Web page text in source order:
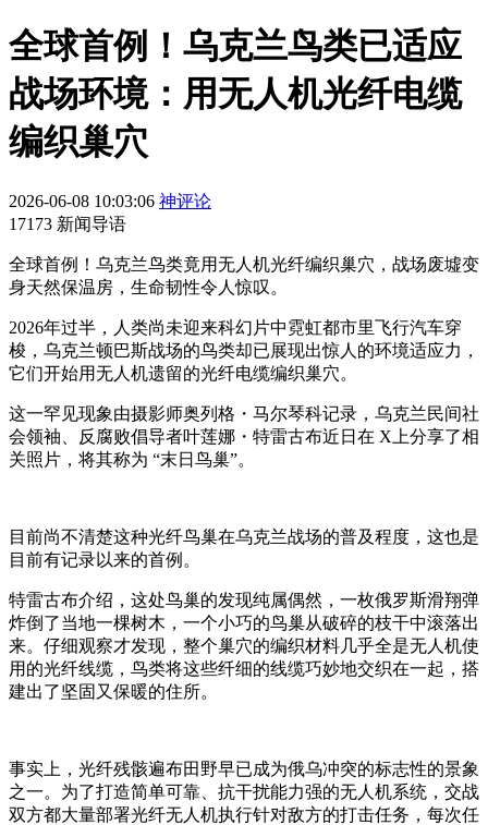
全球首例！乌克兰鸟类已适应
战场环境：用无人机光纤电缆
编织巢穴
2026-06-08 10:03:06 神评论
17173 新闻导语
全球首例！乌克兰鸟类竟用无人机光纤编织巢穴，战场废墟变
身天然保温房，生命韧性令人惊叹。
2026年过半，人类尚未迎来科幻片中霓虹都市里飞行汽车穿
梭，乌克兰顿巴斯战场的鸟类却已展现出惊人的环境适应力，
它们开始用无人机遗留的光纤电缆编织巢穴。
这一罕见现象由摄影师奥列格・马尔琴科记录，乌克兰民间社
会领袖、反腐败倡导者叶莲娜・特雷古布近日在 X上分享了相
关照片，将其称为 “末日鸟巢”。
目前尚不清楚这种光纤鸟巢在乌克兰战场的普及程度，这也是
目前有记录以来的首例。
特雷古布介绍，这处鸟巢的发现纯属偶然，一枚俄罗斯滑翔弹
炸倒了当地一棵树木，一个小巧的鸟巢从破碎的枝干中滚落出
来。仔细观察才发现，整个巢穴的编织材料几乎全是无人机使
用的光纤线缆，鸟类将这些纤细的线缆巧妙地交织在一起，搭
建出了坚固又保暖的住所。
事实上，光纤残骸遍布田野早已成为俄乌冲突的标志性的景象
之一。为了打造简单可靠、抗干扰能力强的无人机系统，交战
双方都大量部署光纤无人机执行针对敌方的打击任务，每次任